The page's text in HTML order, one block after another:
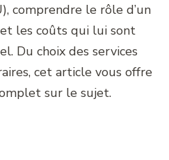
comprendre le rôle d’un
les coûts qui lui sont
Du choix des services
cet article vous offre
sur le sujet.